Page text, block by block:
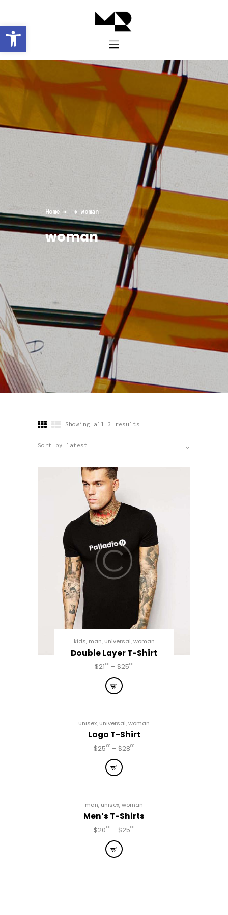
Abrir barra de herramientas
Home woman
woman
Inicio
Historia
Proyectos
Galería
Contacto
Showing all 3 results
kids, man, universal,woman
Double Layer T-Shirt
$2100– $2500
unisex, universal,woman
Logo T-Shirt
$2500– $2800
man, unisex,woman
Men’s T-Shirts
$2000– $2500